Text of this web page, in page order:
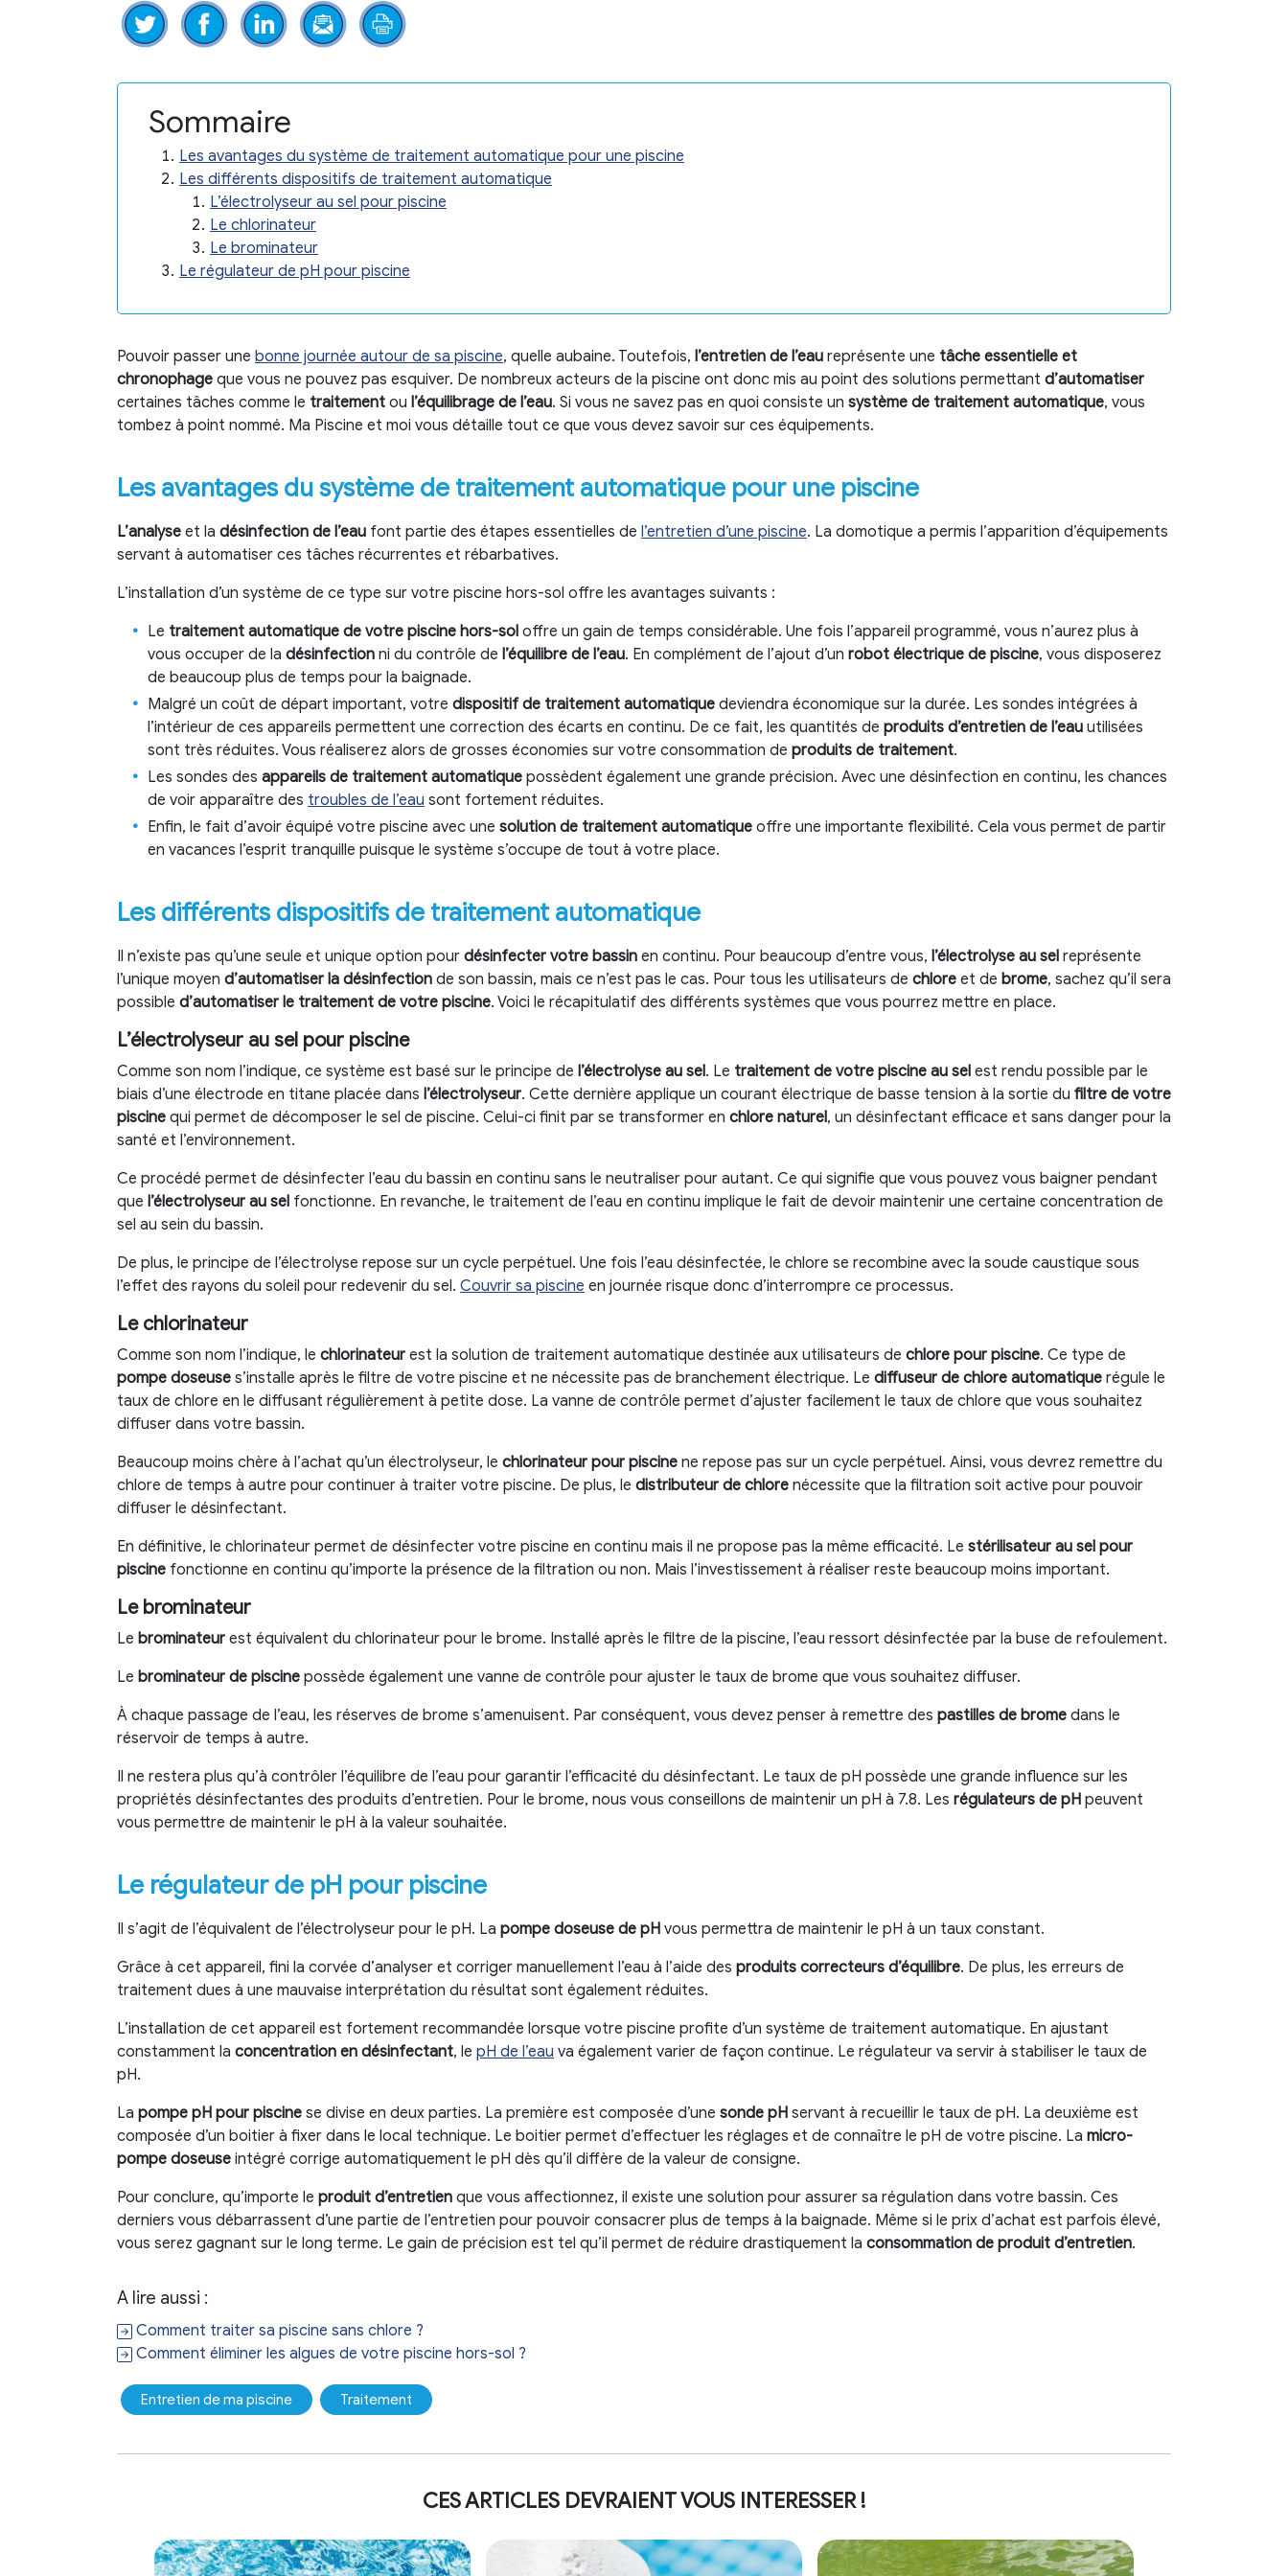
Sommaire
Les avantages du système de traitement automatique pour une piscine
Les différents dispositifs de traitement automatique
L’électrolyseur au sel pour piscine
Le chlorinateur
Le brominateur
Le régulateur de pH pour piscine
Pouvoir passer une bonne journée autour de sa piscine, quelle aubaine. Toutefois, l’entretien de l’eau représente une tâche essentielle et
chronophage que vous ne pouvez pas esquiver. De nombreux acteurs de la piscine ont donc mis au point des solutions permettant d’automatiser
certaines tâches comme le traitement ou l’équilibrage de l’eau. Si vous ne savez pas en quoi consiste un système de traitement automatique, vous
tombez à point nommé. Ma Piscine et moi vous détaille tout ce que vous devez savoir sur ces équipements.
Les avantages du système de traitement automatique pour une piscine
L’analyse et la désinfection de l’eau font partie des étapes essentielles de l’entretien d’une piscine. La domotique a permis l’apparition d’équipements
servant à automatiser ces tâches récurrentes et rébarbatives.
L’installation d’un système de ce type sur votre piscine hors-sol offre les avantages suivants :
Le traitement automatique de votre piscine hors-sol offre un gain de temps considérable. Une fois l’appareil programmé, vous n’aurez plus à
vous occuper de la désinfection ni du contrôle de l’équilibre de l’eau. En complément de l’ajout d’un robot électrique de piscine, vous disposerez
de beaucoup plus de temps pour la baignade.
Malgré un coût de départ important, votre dispositif de traitement automatique deviendra économique sur la durée. Les sondes intégrées à
l’intérieur de ces appareils permettent une correction des écarts en continu. De ce fait, les quantités de produits d’entretien de l’eau utilisées
sont très réduites. Vous réaliserez alors de grosses économies sur votre consommation de produits de traitement.
Les sondes des appareils de traitement automatique possèdent également une grande précision. Avec une désinfection en continu, les chances
de voir apparaître des troubles de l’eau sont fortement réduites.
Enfin, le fait d’avoir équipé votre piscine avec une solution de traitement automatique offre une importante flexibilité. Cela vous permet de partir
en vacances l’esprit tranquille puisque le système s’occupe de tout à votre place.
Les différents dispositifs de traitement automatique
Il n’existe pas qu’une seule et unique option pour désinfecter votre bassin en continu. Pour beaucoup d’entre vous, l’électrolyse au sel représente
l’unique moyen d’automatiser la désinfection de son bassin, mais ce n’est pas le cas. Pour tous les utilisateurs de chlore et de brome, sachez qu’il sera
possible d’automatiser le traitement de votre piscine. Voici le récapitulatif des différents systèmes que vous pourrez mettre en place.
L’électrolyseur au sel pour piscine
Comme son nom l’indique, ce système est basé sur le principe de l’électrolyse au sel. Le traitement de votre piscine au sel est rendu possible par le
biais d’une électrode en titane placée dans l’électrolyseur. Cette dernière applique un courant électrique de basse tension à la sortie du filtre de votre
piscine qui permet de décomposer le sel de piscine. Celui-ci finit par se transformer en chlore naturel, un désinfectant efficace et sans danger pour la
santé et l’environnement.
Ce procédé permet de désinfecter l’eau du bassin en continu sans le neutraliser pour autant. Ce qui signifie que vous pouvez vous baigner pendant
que l’électrolyseur au sel fonctionne. En revanche, le traitement de l’eau en continu implique le fait de devoir maintenir une certaine concentration de
sel au sein du bassin.
De plus, le principe de l’électrolyse repose sur un cycle perpétuel. Une fois l’eau désinfectée, le chlore se recombine avec la soude caustique sous
l’effet des rayons du soleil pour redevenir du sel. Couvrir sa piscine en journée risque donc d’interrompre ce processus.
Le chlorinateur
Comme son nom l’indique, le chlorinateur est la solution de traitement automatique destinée aux utilisateurs de chlore pour piscine. Ce type de
pompe doseuse s’installe après le filtre de votre piscine et ne nécessite pas de branchement électrique. Le diffuseur de chlore automatique régule le
taux de chlore en le diffusant régulièrement à petite dose. La vanne de contrôle permet d’ajuster facilement le taux de chlore que vous souhaitez
diffuser dans votre bassin.
Beaucoup moins chère à l’achat qu’un électrolyseur, le chlorinateur pour piscine ne repose pas sur un cycle perpétuel. Ainsi, vous devrez remettre du
chlore de temps à autre pour continuer à traiter votre piscine. De plus, le distributeur de chlore nécessite que la filtration soit active pour pouvoir
diffuser le désinfectant.
En définitive, le chlorinateur permet de désinfecter votre piscine en continu mais il ne propose pas la même efficacité. Le stérilisateur au sel pour
piscine fonctionne en continu qu’importe la présence de la filtration ou non. Mais l’investissement à réaliser reste beaucoup moins important.
Le brominateur
Le brominateur est équivalent du chlorinateur pour le brome. Installé après le filtre de la piscine, l’eau ressort désinfectée par la buse de refoulement.
Le brominateur de piscine possède également une vanne de contrôle pour ajuster le taux de brome que vous souhaitez diffuser.
À chaque passage de l’eau, les réserves de brome s’amenuisent. Par conséquent, vous devez penser à remettre des pastilles de brome dans le
réservoir de temps à autre.
Il ne restera plus qu’à contrôler l’équilibre de l’eau pour garantir l’efficacité du désinfectant. Le taux de pH possède une grande influence sur les
propriétés désinfectantes des produits d’entretien. Pour le brome, nous vous conseillons de maintenir un pH à 7.8. Les régulateurs de pH peuvent
vous permettre de maintenir le pH à la valeur souhaitée.
Le régulateur de pH pour piscine
Il s’agit de l’équivalent de l’électrolyseur pour le pH. La pompe doseuse de pH vous permettra de maintenir le pH à un taux constant.
Grâce à cet appareil, fini la corvée d’analyser et corriger manuellement l’eau à l’aide des produits correcteurs d’équilibre. De plus, les erreurs de
traitement dues à une mauvaise interprétation du résultat sont également réduites.
L’installation de cet appareil est fortement recommandée lorsque votre piscine profite d’un système de traitement automatique. En ajustant
constamment la concentration en désinfectant, le pH de l’eau va également varier de façon continue. Le régulateur va servir à stabiliser le taux de
pH.
La pompe pH pour piscine se divise en deux parties. La première est composée d’une sonde pH servant à recueillir le taux de pH. La deuxième est
composée d’un boitier à fixer dans le local technique. Le boitier permet d’effectuer les réglages et de connaître le pH de votre piscine. La micro-
pompe doseuse intégré corrige automatiquement le pH dès qu’il diffère de la valeur de consigne.
Pour conclure, qu’importe le produit d’entretien que vous affectionnez, il existe une solution pour assurer sa régulation dans votre bassin. Ces
derniers vous débarrassent d’une partie de l’entretien pour pouvoir consacrer plus de temps à la baignade. Même si le prix d’achat est parfois élevé,
vous serez gagnant sur le long terme. Le gain de précision est tel qu’il permet de réduire drastiquement la consommation de produit d’entretien.
A lire aussi :
Comment traiter sa piscine sans chlore ?
Comment éliminer les algues de votre piscine hors-sol ?
Entretien de ma piscine Traitement
CES ARTICLES DEVRAIENT VOUS INTERESSER !